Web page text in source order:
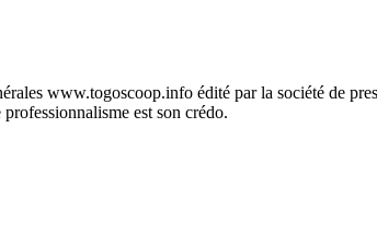
www.togoscoop.info édité par la société de
est son crédo.